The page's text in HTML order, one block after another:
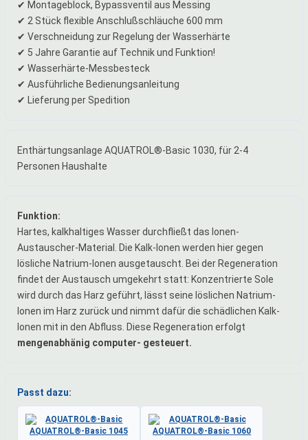
✔ Montageblock, Bypassventil aus Messing
✔ 2 Stück flexible Anschlußschläuche 600 mm
✔ Verschneidung zur Regelung der Wasserhärte
✔ 5 Jahre Garantie auf Technik und Funktion!
✔ Wasserhärte-Messbesteck
✔ Ausführliche Bedienungsanleitung
✔ Lieferung per Spedition
Enthärtungsanlage AQUATROL®-Basic 1030, für 2-4
Personen Haushalte
Funktion:
Hartes, kalkhaltiges Wasser durchfließt das Ionen-
Austauscher-Material. Die Kalk-Ionen werden hier gegen
lösliche Natrium-Ionen ausgetauscht. Bei der Regeneration
findet der Austausch umgekehrt statt: Konzentrierte Sole
wird durch das Harz geführt, lässt seine löslichen Natrium-
Ionen im Harz zurück und nimmt dafür die schädlichen Kalk-
Ionen mit in den Abfluss. Diese Regeneration erfolgt
mengenabhänig computer- gesteuert.
Passt dazu: